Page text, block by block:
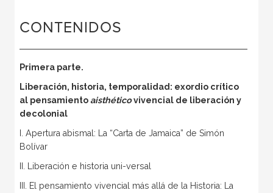
CONTENIDOS
Primera parte.
Liberación, historia, temporalidad: exordio crítico
al pensamientoaisthéticovivencial de liberación y
decolonial
I. Apertura abismal: La “Carta de Jamaica” de Simón
Bolívar
II. Liberación e historia uni-versal
III. El pensamiento vivencial más allá de la Historia: La